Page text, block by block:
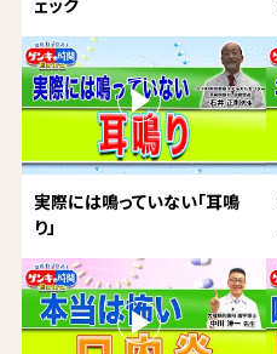
ェック
実際には鳴っていない「耳鳴
り」